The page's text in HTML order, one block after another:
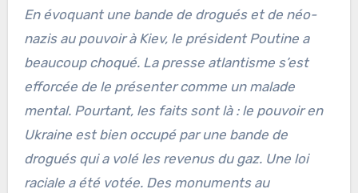
En évoquant une bande de drogués et de néo-
nazis au pouvoir à Kiev, le président Poutine a
beaucoup choqué. La presse atlantisme s’est
efforcée de le présenter comme un malade
mental. Pourtant, les faits sont là : le pouvoir en
Ukraine est bien occupé par une bande de
drogués qui a volé les revenus du gaz. Une loi
raciale a été votée. Des monuments au